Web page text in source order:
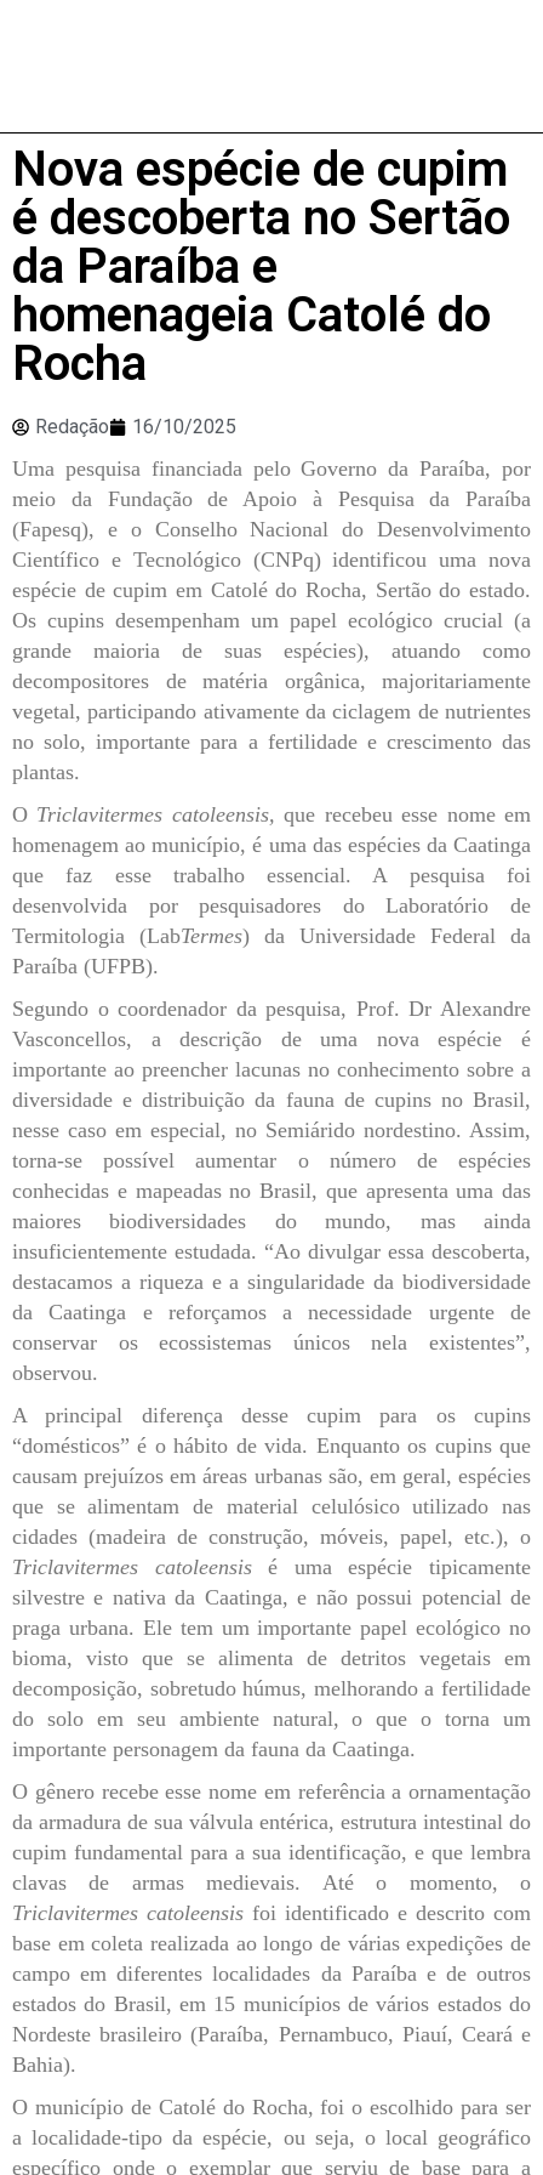
Nova espécie de cupim
é descoberta no Sertão
da Paraíba e
homenageia Catolé do
Rocha
Redação 16/10/2025
Uma pesquisa financiada pelo Governo da Paraíba, por
meio da Fundação de Apoio à Pesquisa da Paraíba
(Fapesq), e o Conselho Nacional do Desenvolvimento
Científico e Tecnológico (CNPq) identificou uma nova
espécie de cupim em Catolé do Rocha, Sertão do estado.
Os cupins desempenham um papel ecológico crucial (a
grande maioria de suas espécies), atuando como
decompositores de matéria orgânica, majoritariamente
vegetal, participando ativamente da ciclagem de nutrientes
no solo, importante para a fertilidade e crescimento das
plantas.
O Triclavitermes catoleensis, que recebeu esse nome em
homenagem ao município, é uma das espécies da Caatinga
que faz esse trabalho essencial. A pesquisa foi
desenvolvida por pesquisadores do Laboratório de
Termitologia (LabTermes) da Universidade Federal da
Paraíba (UFPB).
Segundo o coordenador da pesquisa, Prof. Dr Alexandre
Vasconcellos, a descrição de uma nova espécie é
importante ao preencher lacunas no conhecimento sobre a
diversidade e distribuição da fauna de cupins no Brasil,
nesse caso em especial, no Semiárido nordestino. Assim,
torna-se possível aumentar o número de espécies
conhecidas e mapeadas no Brasil, que apresenta uma das
maiores biodiversidades do mundo, mas ainda
insuficientemente estudada. “Ao divulgar essa descoberta,
destacamos a riqueza e a singularidade da biodiversidade
da Caatinga e reforçamos a necessidade urgente de
conservar os ecossistemas únicos nela existentes”,
observou.
A principal diferença desse cupim para os cupins
“domésticos” é o hábito de vida. Enquanto os cupins que
causam prejuízos em áreas urbanas são, em geral, espécies
que se alimentam de material celulósico utilizado nas
cidades (madeira de construção, móveis, papel, etc.), o
Triclavitermes catoleensisé uma espécie tipicamente
silvestre e nativa da Caatinga, e não possui potencial de
praga urbana. Ele tem um importante papel ecológico no
bioma, visto que se alimenta de detritos vegetais em
decomposição, sobretudo húmus, melhorando a fertilidade
do solo em seu ambiente natural, o que o torna um
importante personagem da fauna da Caatinga.
O gênero recebe esse nome em referência a ornamentação
da armadura de sua válvula entérica, estrutura intestinal do
cupim fundamental para a sua identificação, e que lembra
clavas de armas medievais. Até o momento, o
Triclavitermes catoleensis foi identificado e descrito com
base em coleta realizada ao longo de várias expedições de
campo em diferentes localidades da Paraíba e de outros
estados do Brasil, em 15 municípios de vários estados do
Nordeste brasileiro (Paraíba, Pernambuco, Piauí, Ceará e
Bahia).
O município de Catolé do Rocha, foi o escolhido para ser
a localidade-tipo da espécie, ou seja, o local geográfico
específico onde o exemplar que serviu de base para a